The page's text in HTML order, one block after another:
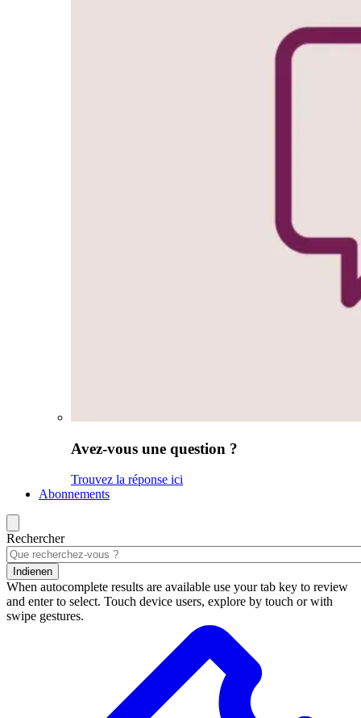
Avez-vous une question ?
Trouvez la réponse ici
Abonnements
Rechercher
Indienen
When autocomplete results are available use your tab key to review
and enter to select. Touch device users, explore by touch or with
swipe gestures.